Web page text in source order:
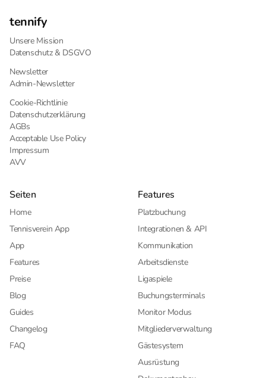
tennify
Unsere Mission
Datenschutz & DSGVO
Newsletter
Admin-Newsletter
Cookie-Richtlinie
Datenschutzerklärung
AGBs
Acceptable Use Policy
Impressum
AVV
Seiten
Home
Tennisverein App
App
Features
Preise
Blog
Guides
Changelog
FAQ
Features
Platzbuchung
Integrationen & API
Kommunikation
Arbeitsdienste
Ligaspiele
Buchungsterminals
Monitor Modus
Mitgliederverwaltung
Gästesystem
Ausrüstung